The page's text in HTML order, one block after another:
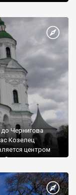
Чернигова
Козелец
центром
9 тысяч человек,